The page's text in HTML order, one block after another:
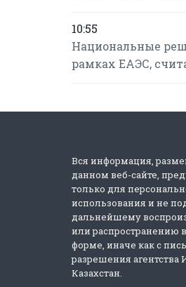
10:55
Национальные
рамках ЕАЭС,
Вся информация,
данном веб-сайте,
только для
использования и не
дальнейшему
или распространению
форме, иначе как с
разрешения агентства
Казахстан.